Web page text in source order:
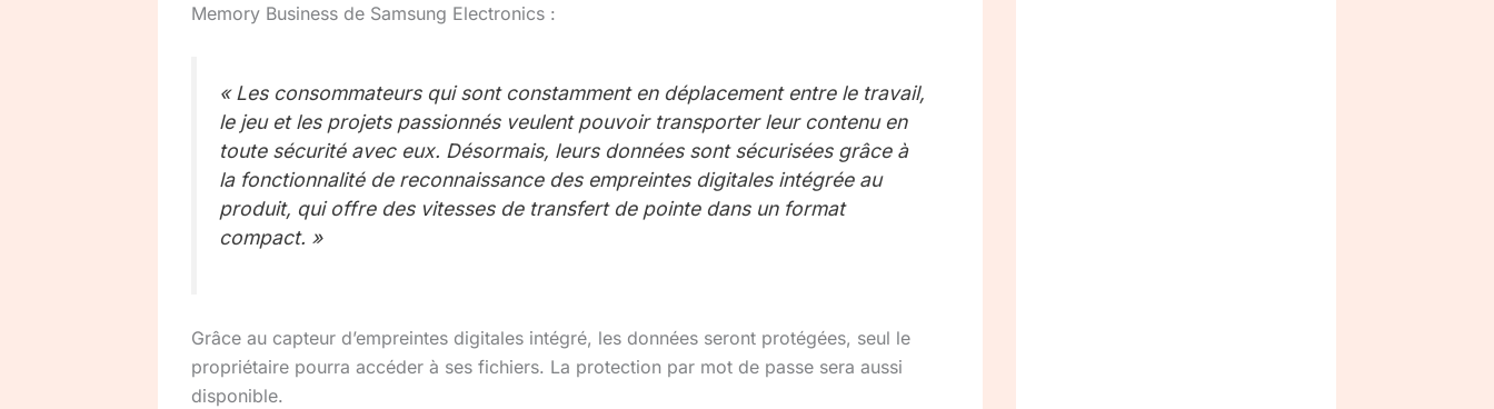
Memory Business de Samsung Electronics :
« Les consommateurs qui sont constamment en déplacement entre le travail,
le jeu et les projets passionnés veulent pouvoir transporter leur contenu en
toute sécurité avec eux. Désormais, leurs données sont sécurisées grâce à
la fonctionnalité de reconnaissance des empreintes digitales intégrée au
produit, qui offre des vitesses de transfert de pointe dans un format
compact. »
Grâce au capteur d’empreintes digitales intégré, les données seront protégées, seul le
propriétaire pourra accéder à ses fichiers. La protection par mot de passe sera aussi
disponible.